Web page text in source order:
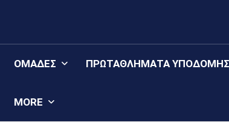
ΟΜΆΔΕΣ ΠΡΩΤΑΘΛΉΜΑΤΑ YΠΟΔΟΜΉΣ
MORE